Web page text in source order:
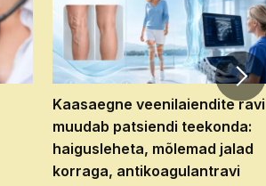
Kaasaegne veenilaiendite ravi
muudab patsiendi teekonda:
haigusleheta, mõlemad jalad
korraga, antikoagulantravi